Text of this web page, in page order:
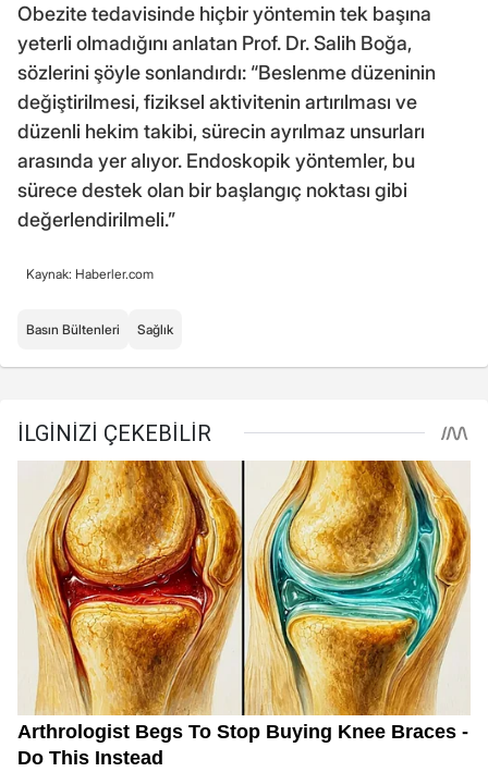
Obezite tedavisinde hiçbir yöntemin tek başına
yeterli olmadığını anlatan Prof. Dr. Salih Boğa,
sözlerini şöyle sonlandırdı: “Beslenme düzeninin
değiştirilmesi, fiziksel aktivitenin artırılması ve
düzenli hekim takibi, sürecin ayrılmaz unsurları
arasında yer alıyor. Endoskopik yöntemler, bu
sürece destek olan bir başlangıç noktası gibi
değerlendirilmeli.”
Kaynak: Haberler.com
Basın Bültenleri Sağlık